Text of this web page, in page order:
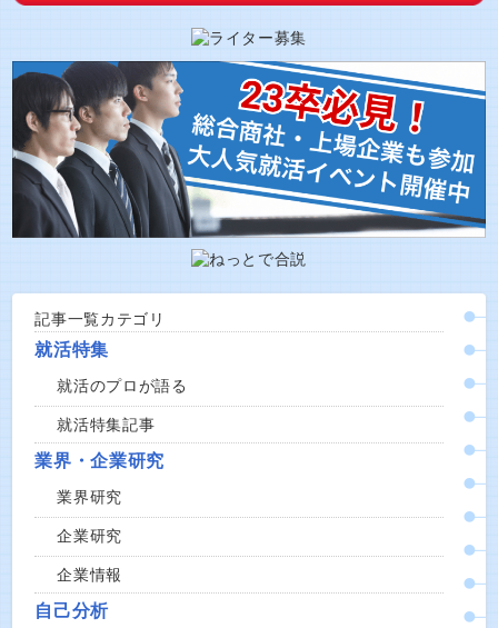
記事一覧カテゴリ
就活特集
就活のプロが語る
就活特集記事
業界・企業研究
業界研究
企業研究
企業情報
自己分析